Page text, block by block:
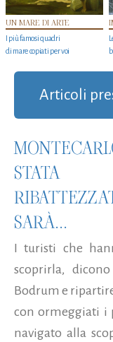
UN MARE DI ARTE
I più famosi quadri
di mare copiati per voi
Articoli
STATA
SARÀ...
I turisti che
scoprirla,
Bodrum e
con ormeggiati i
navigato alla